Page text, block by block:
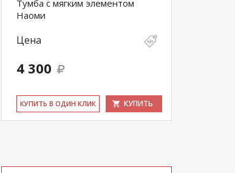
Тумба с мягким элементом
Наоми
Цена
4 300
КУ­ПИТЬ В ОДИН КЛИК КУПИТЬ